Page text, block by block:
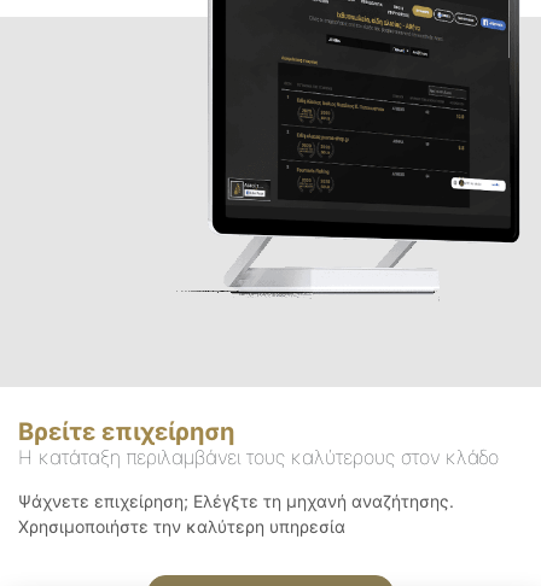
Βρείτε επιχείρηση
Η κατάταξη περιλαμβάνει τους καλύτερους στον κλάδο
Ψάχνετε επιχείρηση; Ελέγξτε τη μηχανή αναζήτησης.
Χρησιμοποιήστε την καλύτερη υπηρεσία